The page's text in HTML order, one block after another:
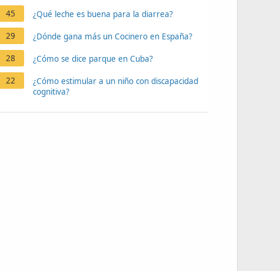
45
¿Qué leche es buena para la diarrea?
29 ¿Dónde gana más un Cocinero en España?
28 ¿Cómo se dice parque en Cuba?
22
¿Cómo estimular a un niño con discapacidad
cognitiva?